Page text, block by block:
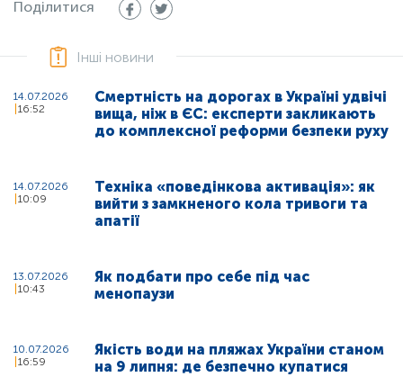
Поділитися
Інші новини
14.07.2026
16:52
Смертність на дорогах в Україні удвічі
вища, ніж в ЄС: експерти закликають
до комплексної реформи безпеки руху
14.07.2026
10:09
Техніка «поведінкова активація»: як
вийти з замкненого кола тривоги та
апатії
13.07.2026
10:43
Як подбати про себе під час
менопаузи
10.07.2026
16:59
Якість води на пляжах України станом
на 9 липня: де безпечно купатися